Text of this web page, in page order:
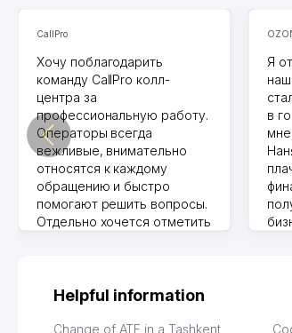
CallPro
Хочу поблагодарить
команду CallPro колл-
центра за
профессиональную работу.
Операторы всегда
вежливые, внимательно
относятся к каждому
обращению и быстро
помогают решить вопросы.
Отдельно хочется отметить
их работе значительно
обслуживания клиентов.
Я
в
Helpful information
Change of ATE in a Tashkent